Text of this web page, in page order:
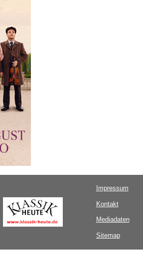
Impressum
Kontakt
Mediadaten
Sitemap